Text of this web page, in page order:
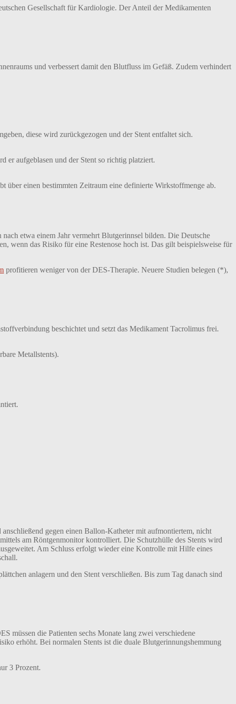
Gesellschaft für Kardiologie. Der Anteil der Medikamenten
und verbessert damit den Blutfluss im Gefäß. Zudem verhindert
diese wird zurückgezogen und der Stent entfaltet sich.
er aufgeblasen und der Stent so richtig platziert.
über einen bestimmten Zeitraum eine definierte Wirkstoffmenge ab.
etwa einem Jahr vermehrt Blutgerinnsel bilden. Die Deutsche
wenn das Risiko für eine Restenose hoch ist. Das gilt beispielsweise für
profitieren weniger von der DES-Therapie. Neuere Studien belegen (*),
beschichtet und setzt das Medikament Tacrolimus frei.
Metallstents).
gegen einen Ballon-Katheter mit aufmontiertem, nicht
am Röntgenmonitor kontrolliert. Die Schutzhülle des Stents wird
Am Schluss erfolgt wieder eine Kontrolle mit Hilfe eines
anlagern und den Stent verschließen. Bis zum Tag danach sind
müssen die Patienten sechs Monate lang zwei verschiedene
erhöht. Bei normalen Stents ist die duale Blutgerinnungshemmung
3 Prozent.